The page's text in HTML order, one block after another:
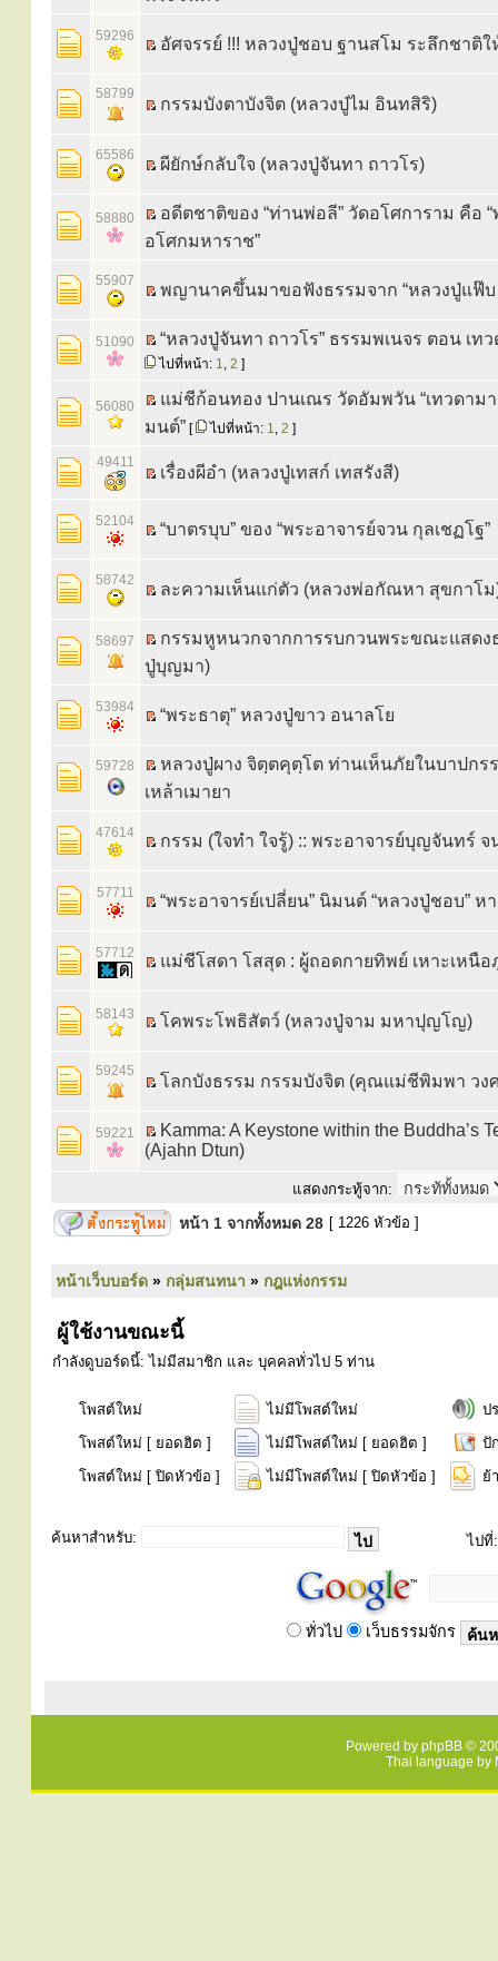
59296 อัศจรรย์ !!! หลวงปู่ชอบ ฐานสโม ระลึกชาติ
58799
กรรมบังตาบังจิต (หลวงปู่ไม อินทสิริ)
65586 ผียักษ์กลับใจ (หลวงปู่จันทา ถาวโร)
58880
อดีตชาติของ “ท่านพ่อลี” วัดอโศการาม คือ “
อโศกมหาราช”
55907 พญานาคขึ้นมาขอฟังธรรมจาก “หลวงปู่แฟ๊บ
51090 “หลวงปู่จันทา ถาวโร” ธรรมพเนจร ตอน เท
ไปที่หน้า: 1, 2 ]
56080
แม่ชีก้อนทอง ปานเณร วัดอัมพวัน “เทวดาม
มนต์” [ ไปที่หน้า: 1, 2 ]
49411
เรื่องผีอำ (หลวงปู่เทสก์ เทสรังสี)
52104 “บาตรบุบ” ของ “พระอาจารย์จวน กุลเชฏโฐ”
58742 ละความเห็นแก่ตัว (หลวงพ่อกัณหา สุขกาโม
58697
กรรมหูหนวกจากการรบกวนพระขณะแสดง
ปู่บุญมา)
53984 “พระธาตุ” หลวงปู่ขาว อนาลโย
59728
หลวงปู่ผาง จิตฺตคุตฺโต ท่านเห็นภัยในบาปกร
เหล้าเมายา
47614 กรรม (ใจทำ ใจรู้) :: พระอาจารย์บุญจันทร์ จ
57711 “พระอาจารย์เปลี่ยน” นิมนต์ “หลวงปู่ชอบ” ห
57712 แม่ชีโสดา โสสุด : ผู้ถอดกายทิพย์ เหาะเหนื
58143 โคพระโพธิสัตว์ (หลวงปู่จาม มหาปุญโญ)
59245
โลกบังธรรม กรรมบังจิต (คุณแม่ชีพิมพา วง
59221
Kamma: A Keystone within the Buddha’s
(Ajahn Dtun)
แสดงกระทู้จาก:
หน้า 1 จากทั้งหมด 28 [ 1226 หัวข้อ ]
หน้าเว็บบอร์ด » กลุ่มสนทนา » กฎแห่งกรรม
ผู้ใช้งานขณะนี้
กำลังดูบอร์ดนี้: ไม่มีสมาชิก และ บุคคลทั่วไป 5 ท่าน
โพสต์ใหม่ ไม่มีโพสต์ใหม่
ป
โพสต์ใหม่ [ ยอดฮิต ]
ไม่มีโพสต์ใหม่ [ ยอดฮิต ]
ปั
โพสต์ใหม่ [ ปิดหัวข้อ ]
ไม่มีโพสต์ใหม่ [ ปิดหัวข้อ ] ย้
ค้นหาสำหรับ: ไปที่:
ทั่วไป เว็บธรรมจักร
Powered by phpBB ©
Thai language by